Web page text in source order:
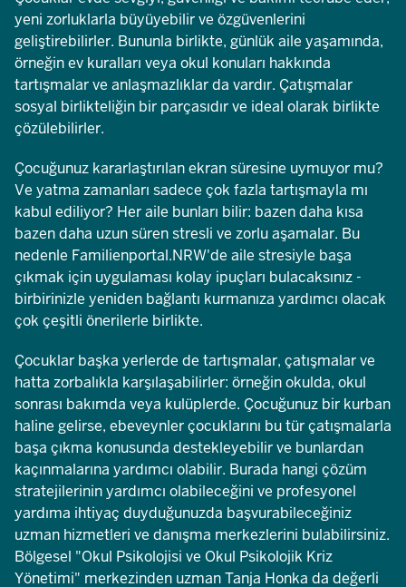
yeni zorluklarla büyüyebilir ve özgüvenlerini
geliştirebilirler. Bununla birlikte, günlük aile yaşamında,
örneğin ev kuralları veya okul konuları hakkında
tartışmalar ve anlaşmazlıklar da vardır. Çatışmalar
sosyal birlikteliğin bir parçasıdır ve ideal olarak birlikte
çözülebilirler.
Çocuğunuz kararlaştırılan ekran süresine uymuyor mu?
Ve yatma zamanları sadece çok fazla tartışmayla mı
kabul ediliyor? Her aile bunları bilir: bazen daha kısa
bazen daha uzun süren stresli ve zorlu aşamalar. Bu
nedenle Familienportal.NRW'de aile stresiyle başa
çıkmak için uygulaması kolay ipuçları bulacaksınız -
birbirinizle yeniden bağlantı kurmanıza yardımcı olacak
çok çeşitli önerilerle birlikte.
Çocuklar başka yerlerde de tartışmalar, çatışmalar ve
hatta zorbalıkla karşılaşabilirler: örneğin okulda, okul
sonrası bakımda veya kulüplerde. Çocuğunuz bir kurban
haline gelirse, ebeveynler çocuklarını bu tür çatışmalarla
başa çıkma konusunda destekleyebilir ve bunlardan
kaçınmalarına yardımcı olabilir. Burada hangi çözüm
stratejilerinin yardımcı olabileceğini ve profesyonel
yardıma ihtiyaç duyduğunuzda başvurabileceğiniz
uzman hizmetleri ve danışma merkezlerini bulabilirsiniz.
Bölgesel "Okul Psikolojisi ve Okul Psikolojik Kriz
Yönetimi" merkezinden uzman Tanja Honka da değerli